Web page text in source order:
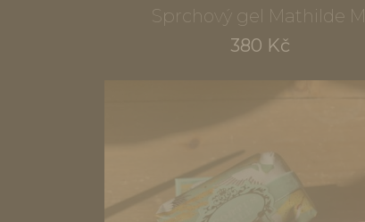
Sprchový gel Mathilde M.
380 Kč